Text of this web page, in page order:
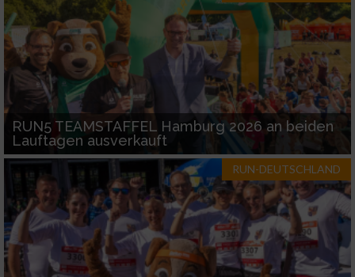
RUN5 TEAMSTAFFEL Hamburg 2026 an beiden
Lauftagen ausverkauft
RUN-DEUTSCHLAND
Performance
Funktional
Werbung